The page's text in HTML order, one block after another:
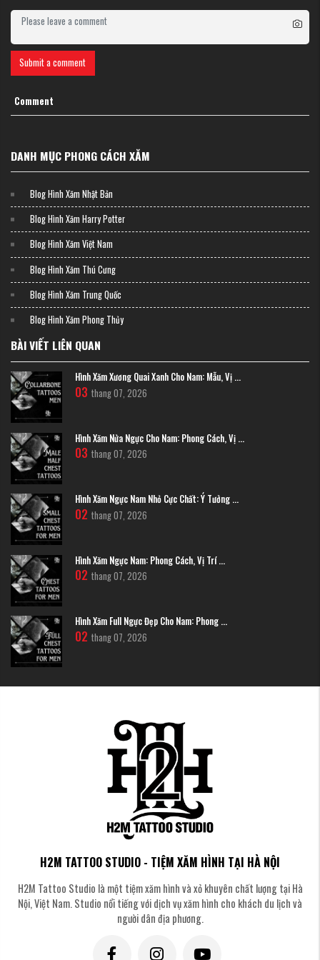
Biểu tượng tình yêu vĩnh cửu - một người xăm nửa trái tim bên trái, người
kia nửa bên phải. Khi hai cổ tay chạm nhau, hình hoàn chỉnh.
Hình Xăm Couple Fineline đôi cánh bướm
Mỗi người xăm một cánh bướm. Thiết kế tượng trưng cho sự tự do nhưng vẫn
kết nối - phù hợp với những cặp đôi trân trọng sự độc lập cá nhân.
Hình Xăm Finline Rồng & Phượng Couple
hoàng cho âm. Ý nghĩa sâu sắc và giá trị văn hóa cao.
Hình Xăm Mặt trời & Mặt trăng Fineline Couple
Cổ điển nhưng không bao giờ lỗi thời. Thiết kế nhấn mạnh sự bù đắp lẫn
nhau - "anh là mặt trời của em, em là mặt trăng của anh."
Submit a comment
Comment
DANH MỤC PHONG CÁCH XĂM
Blog Hình Xăm Nhật Bản
Blog Hình Xăm Harry Potter
Blog Hình Xăm Việt Nam
Blog Hình Xăm Thú Cưng
Blog Hình Xăm Trung Quốc
Blog Hình Xăm Phong Thủy
BÀI VIẾT LIÊN QUAN
Hình Xăm Xương Quai Xanh Cho Nam: Mẫu, Vị ...
03 thang 07, 2026
Hình Xăm Nửa Ngực Cho Nam: Phong Cách, Vị ...
03 thang 07, 2026
Hình Xăm Ngực Nam Nhỏ Cực Chất: Ý Tưởng ...
02 thang 07, 2026
Hình Xăm Ngực Nam: Phong Cách, Vị Trí ...
02 thang 07, 2026
Hình Xăm Full Ngực Đẹp Cho Nam: Phong ...
02 thang 07, 2026
H2M TATTOO STUDIO - TIỆM XĂM HÌNH TẠI HÀ NỘI
H2M Tattoo Studio là một tiệm xăm hình và xỏ khuyên chất lượng tại Hà
Nội, Việt Nam. Studio nổi tiếng với dịch vụ xăm hình cho khách du lịch và
người dân địa phương.